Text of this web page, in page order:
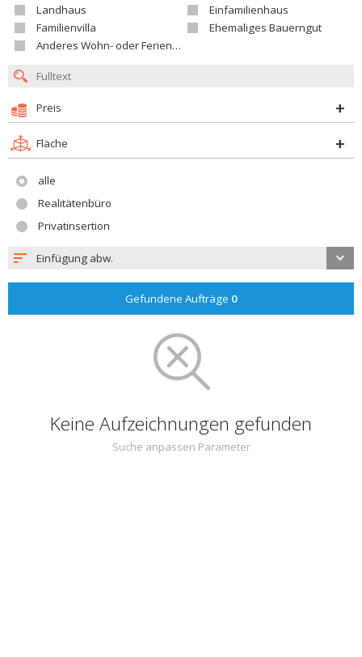
Landhaus
Einfamilienhaus
Familienvilla
Ehemaliges Bauerngut
Anderes Wohn- oder Ferienobjekt
Preis
Fläche
alle
Realitätenbüro
Privatinsertion
Einfügung abw.
Gefundene Aufträge 0
Keine Aufzeichnungen gefunden
Suche anpassen Parameter